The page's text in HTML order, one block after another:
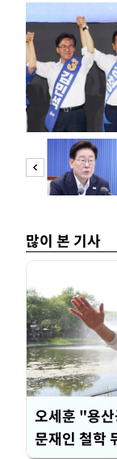
많이 본 기사
오세훈 "용
문재인 철학